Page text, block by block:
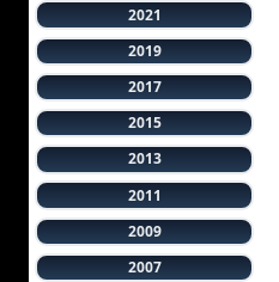
2021
2019
2017
2015
2013
2011
2009
2007